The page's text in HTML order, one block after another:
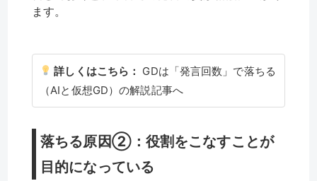
ます。
詳しくはこちら： GDは「発言回数」で落ちる
（AIと仮想GD）の解説記事へ
落ちる原因②：役割をこなすことが
目的になっている